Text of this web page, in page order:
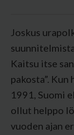
Joskus
Kaitsu itse
pakosta”.
1991, Suomi
ollut helppo
vuoden ajan